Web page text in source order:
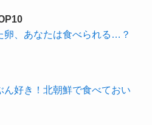
卵、あなたは食べられる…？
ん好き！北朝鮮で食べておい